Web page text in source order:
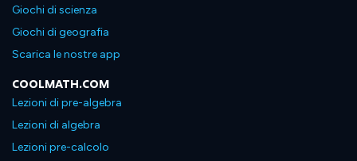
Giochi di scienza
Giochi di geografia
Scarica le nostre app
COOLMATH.COM
Lezioni di pre-algebra
Lezioni di algebra
Lezioni pre-calcolo